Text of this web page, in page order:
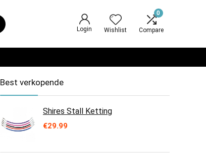
Login Wishlist
0
Compare
Best verkopende
Shires Stall Ketting
€29.99